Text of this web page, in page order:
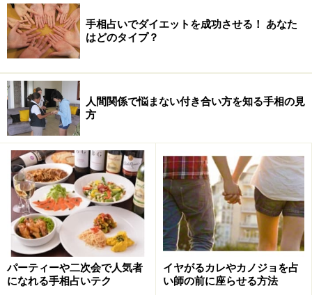
手相はお店の看板と同じ
お店を例に例えると、手相は、看板やポスターと同じだ
といえます。中華料理屋さんの看板なのに、入ってみた
らハワイアンテイストのパンケーキ屋さんだったという
経験をされた方はいないはずです。
和食、中華、イタリアン、フレンチなど、いろいろなお
店がある中で、お客さまは、お店の看板やポスターか
ら、どのような飲食店かを見分けます。それと同じよう
に、例えば、運命線の出方や知能線の下がり方などを見
分けていくことで、一人ひとりの「性格」や「適職」、
「好きになる異性のタイプ」など、その人がどんな看板
を掲げているかが、見えるようになります。
手相占いでダイエットを成功させる！ あなた
はどのタイプ？
人間関係で悩まない付き合い方を知る手相の見
方
パーティーや二次会で人気者
になれる手相占いテク
イヤがるカレやカノジョを占
い師の前に座らせる方法